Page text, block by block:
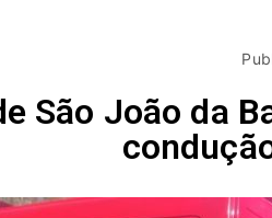
São João da